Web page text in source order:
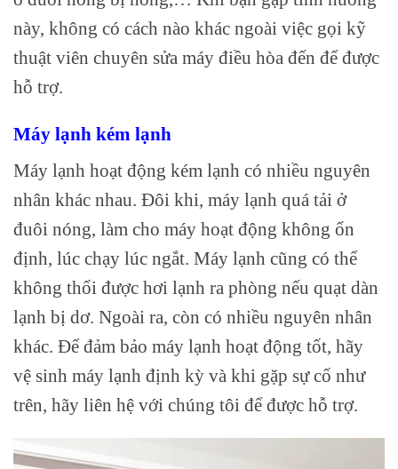
này, không có cách nào khác ngoài việc gọi kỹ
thuật viên chuyên sửa máy điều hòa đến để được
hỗ trợ.
Máy lạnh kém lạnh
Máy lạnh hoạt động kém lạnh có nhiều nguyên
nhân khác nhau. Đôi khi, máy lạnh quá tải ở
đuôi nóng, làm cho máy hoạt động không ổn
định, lúc chạy lúc ngắt. Máy lạnh cũng có thể
không thổi được hơi lạnh ra phòng nếu quạt dàn
lạnh bị dơ. Ngoài ra, còn có nhiều nguyên nhân
khác. Để đảm bảo máy lạnh hoạt động tốt, hãy
vệ sinh máy lạnh định kỳ và khi gặp sự cố như
trên, hãy liên hệ với chúng tôi để được hỗ trợ.